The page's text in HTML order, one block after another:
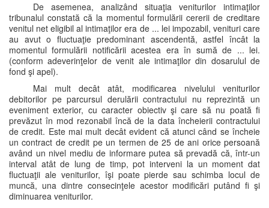
De asemenea, analizând situaţia veniturilor intimaţilor
tribunalul constată că la momentul formulării cererii de creditare
venitul net eligibil al intimaţilor era de ... lei impozabil, venituri care
au avut o fluctuaţie predominant ascendentă, astfel încât la
momentul formulării notificării acestea era în sumă de ... lei.
(conform adeverinţelor de venit ale intimaţilor din dosarulul de
fond şi apel).
Mai mult decât atât, modificarea nivelului veniturilor
debitorilor pe parcursul derulării contractului nu reprezintă un
eveniment exterior, cu caracter obiectiv şi care să nu poată fi
prevăzut în mod rezonabil încă de la data încheierii contractului
de credit. Este mai mult decât evident că atunci când se încheie
un contract de credit pe un termen de 25 de ani orice persoană
având un nivel mediu de informare putea să prevadă că, într-un
interval atât de lung de timp, pot interveni la un moment dat
fluctuaţii ale veniturilor, îşi poate pierde sau schimba locul de
muncă, una dintre consecinţele acestor modificări putând fi şi
diminuarea veniturilor.